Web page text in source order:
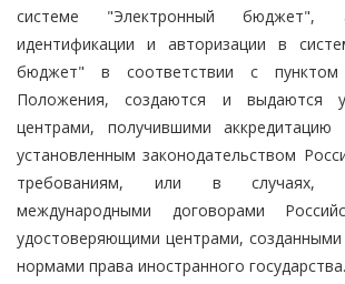
системе "Электронный
идентификации и авторизации в
бюджет" в соответствии с
Положения, создаются и выдаются
центрами, получившими аккредитацию
установленным законодательством
требованиям, или в случаях,
международными договорами
удостоверяющими центрами, созданными
нормами права иностранного государства.